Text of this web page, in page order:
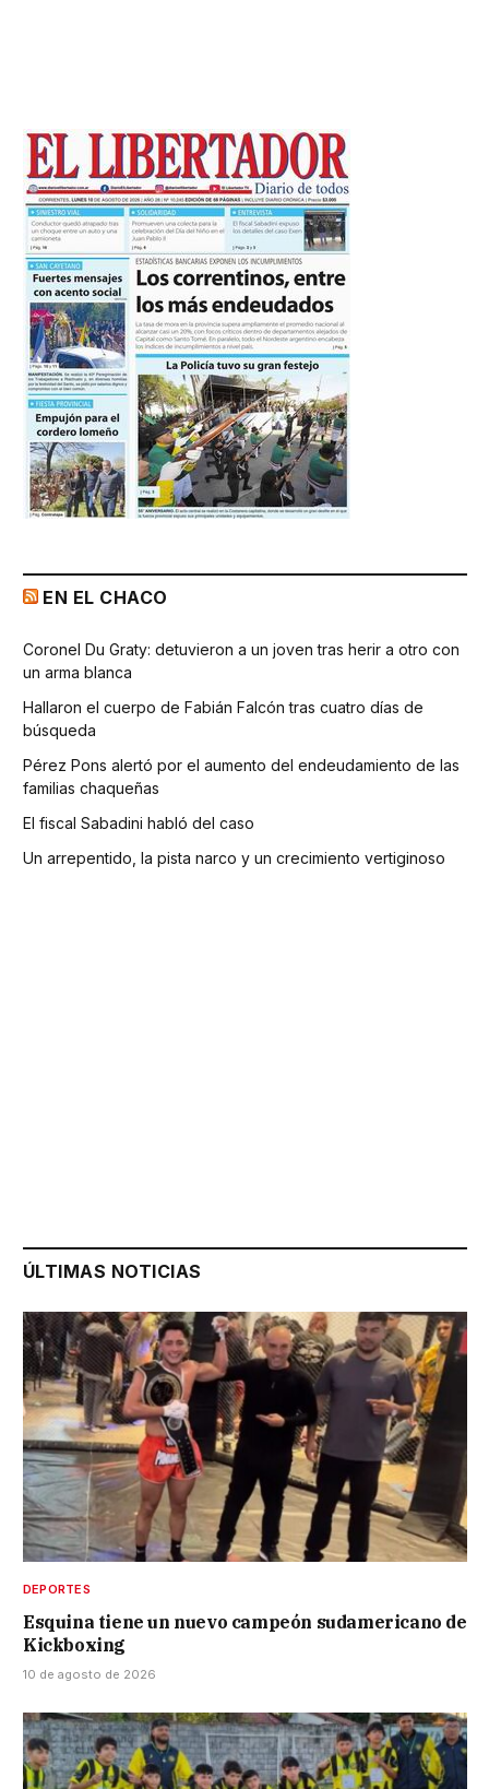
EN EL CHACO
Coronel Du Graty: detuvieron a un joven tras herir a otro con
un arma blanca
Hallaron el cuerpo de Fabián Falcón tras cuatro días de
búsqueda
Pérez Pons alertó por el aumento del endeudamiento de las
familias chaqueñas
El fiscal Sabadini habló del caso
Un arrepentido, la pista narco y un crecimiento vertiginoso
ÚLTIMAS NOTICIAS
DEPORTES
Esquina tiene un nuevo campeón sudamericano de
Kickboxing
10 de agosto de 2026